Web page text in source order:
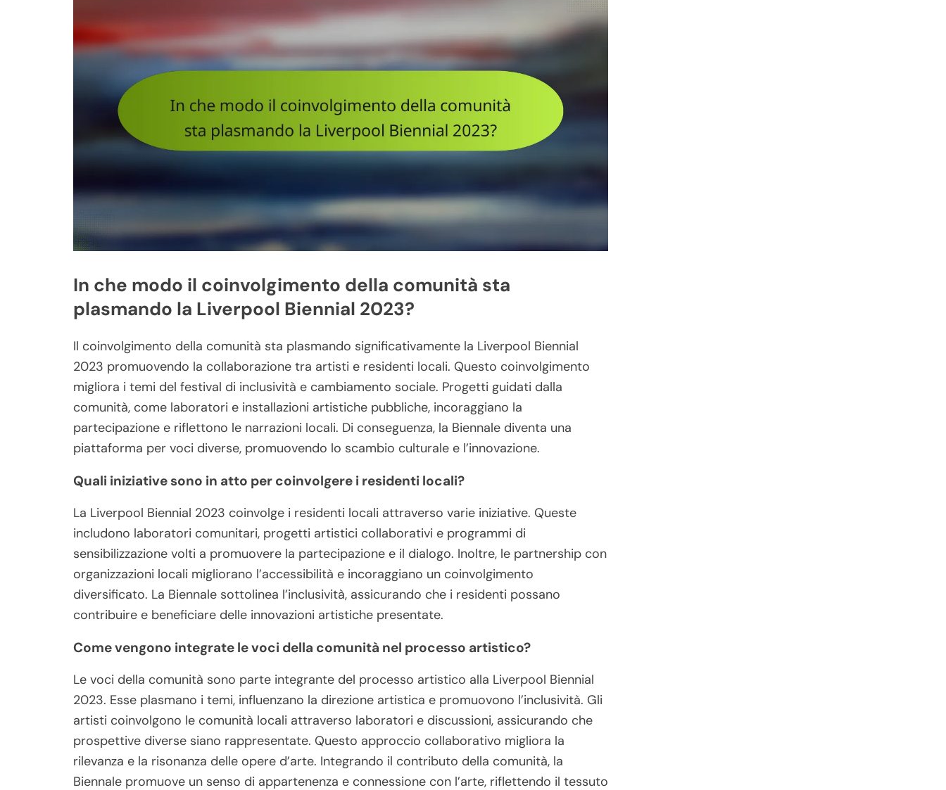
In che modo il coinvolgimento della comunità sta
plasmando la Liverpool Biennial 2023?
Il coinvolgimento della comunità sta plasmando significativamente la Liverpool Biennial
2023 promuovendo la collaborazione tra artisti e residenti locali. Questo coinvolgimento
migliora i temi del festival di inclusività e cambiamento sociale. Progetti guidati dalla
comunità, come laboratori e installazioni artistiche pubbliche, incoraggiano la
partecipazione e riflettono le narrazioni locali. Di conseguenza, la Biennale diventa una
piattaforma per voci diverse, promuovendo lo scambio culturale e l’innovazione.
Quali iniziative sono in atto per coinvolgere i residenti locali?
La Liverpool Biennial 2023 coinvolge i residenti locali attraverso varie iniziative. Queste
includono laboratori comunitari, progetti artistici collaborativi e programmi di
sensibilizzazione volti a promuovere la partecipazione e il dialogo. Inoltre, le partnership con
organizzazioni locali migliorano l’accessibilità e incoraggiano un coinvolgimento
diversificato. La Biennale sottolinea l’inclusività, assicurando che i residenti possano
contribuire e beneficiare delle innovazioni artistiche presentate.
Come vengono integrate le voci della comunità nel processo artistico?
Le voci della comunità sono parte integrante del processo artistico alla Liverpool Biennial
2023. Esse plasmano i temi, influenzano la direzione artistica e promuovono l’inclusività. Gli
artisti coinvolgono le comunità locali attraverso laboratori e discussioni, assicurando che
prospettive diverse siano rappresentate. Questo approccio collaborativo migliora la
rilevanza e la risonanza delle opere d’arte. Integrando il contributo della comunità, la
Biennale promuove un senso di appartenenza e connessione con l’arte, riflettendo il tessuto